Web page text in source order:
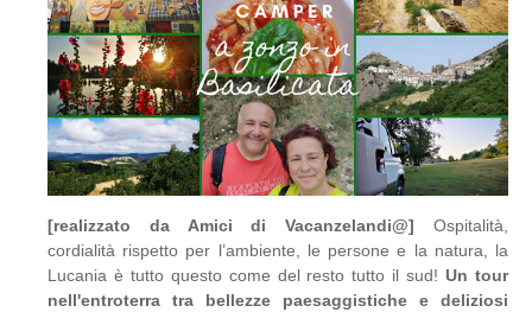
[realizzato da Amici di Vacanzelandi@] Ospitalità,
cordialità rispetto per l’ambiente, le persone e la natura, la
Lucania è tutto questo come del resto tutto il sud!Un tour
nell'entroterra tra bellezze paesaggistiche e deliziosi